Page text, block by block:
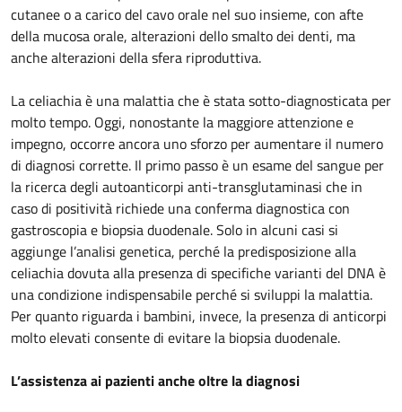
cutanee o a carico del cavo orale nel suo insieme, con afte
della mucosa orale, alterazioni dello smalto dei denti, ma
anche alterazioni della sfera riproduttiva.
La celiachia è una malattia che è stata sotto-diagnosticata per
molto tempo. Oggi, nonostante la maggiore attenzione e
impegno, occorre ancora uno sforzo per aumentare il numero
di diagnosi corrette. Il primo passo è un esame del sangue per
la ricerca degli autoanticorpi anti-transglutaminasi che in
caso di positività richiede una conferma diagnostica con
gastroscopia e biopsia duodenale. Solo in alcuni casi si
aggiunge l’analisi genetica, perché la predisposizione alla
celiachia dovuta alla presenza di specifiche varianti del DNA è
una condizione indispensabile perché si sviluppi la malattia.
Per quanto riguarda i bambini, invece, la presenza di anticorpi
molto elevati consente di evitare la biopsia duodenale.
L’assistenza ai pazienti anche oltre la diagnosi